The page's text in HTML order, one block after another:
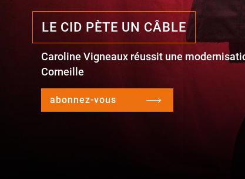
LE CID PÈTE UN CÂBLE
Caroline Vigneaux réussit une
Corneille
abonnez-vous